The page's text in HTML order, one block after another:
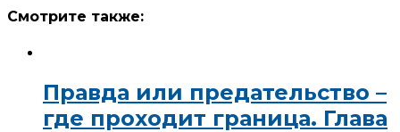
Смотрите также:
Правда или предательство –
где проходит граница. Глава